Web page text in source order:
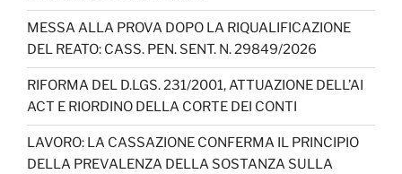
o
k
e
C
h
a
n
n
MESSA ALLA PROVA DOPO LA RIQUALIFICAZIONE
DEL REATO: CASS. PEN. SENT. N. 29849/2026
RIFORMA DEL D.LGS. 231/2001, ATTUAZIONE DELL’AI
ACT E RIORDINO DELLA CORTE DEI CONTI
LAVORO: LA CASSAZIONE CONFERMA IL PRINCIPIO
DELLA PREVALENZA DELLA SOSTANZA SULLA